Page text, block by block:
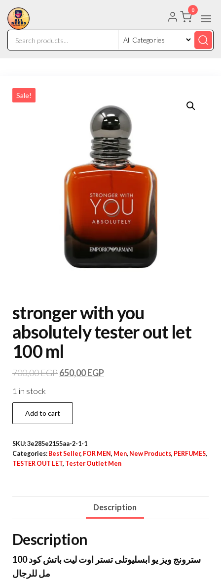
0
Sale!
stronger with you
absolutely tester out let
100 ml
700,00EGP650,00EGP
1 in stock
Add to cart
SKU:3e285e2155aa-2-1-1
Categories: Best Seller, FOR MEN, Men, New Products, PERFUMES,
TESTER OUT LET, Tester Outlet Men
Description
Description
سترونج ويز يو ابسليوتلى تستر اوت ليت باتش كود 100
مل للرجال